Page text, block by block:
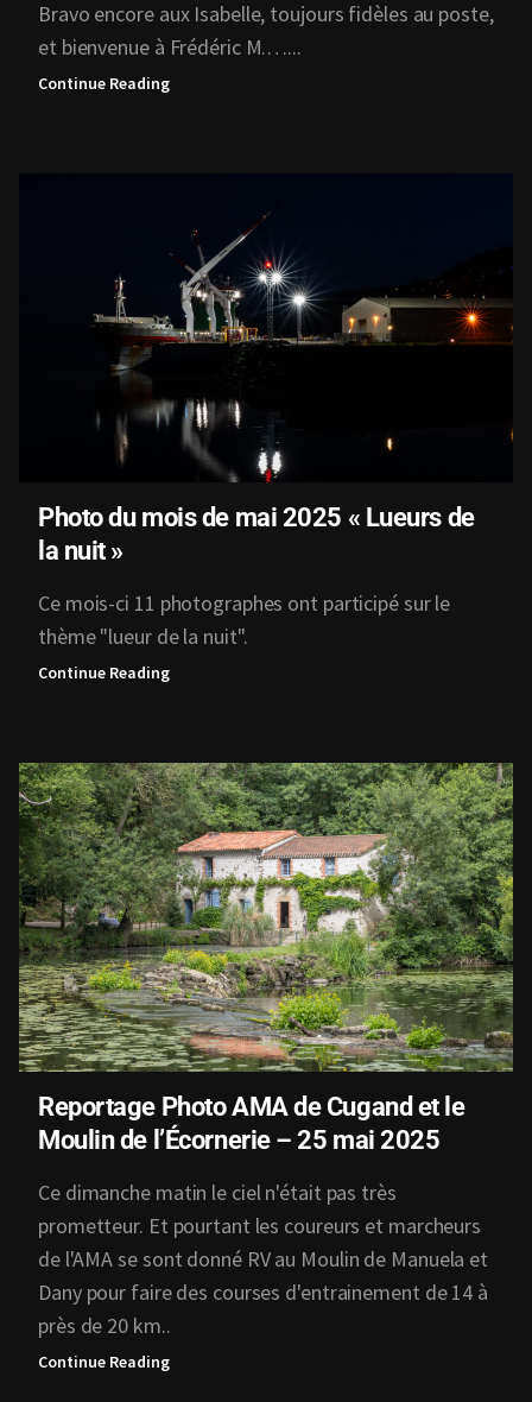
Bravo encore aux Isabelle, toujours fidèles au poste,
et bienvenue à Frédéric M.…...
Continue Reading
Photo du mois de mai 2025 « Lueurs de
la nuit »
Ce mois-ci 11 photographes ont participé sur le
thème "lueur de la nuit".
Continue Reading
Reportage Photo AMA de Cugand et le
Moulin de l’Écornerie – 25 mai 2025
Ce dimanche matin le ciel n'était pas très
prometteur. Et pourtant les coureurs et marcheurs
de l'AMA se sont donné RV au Moulin de Manuela et
Dany pour faire des courses d'entrainement de 14 à
près de 20 km..
Continue Reading